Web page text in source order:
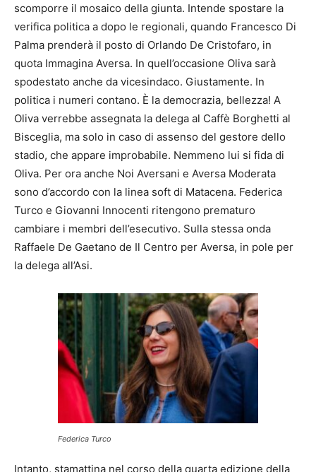
scomporre il mosaico della giunta. Intende spostare la
verifica politica a dopo le regionali, quando Francesco Di
Palma prenderà il posto di Orlando De Cristofaro, in
quota Immagina Aversa. In quell’occasione Oliva sarà
spodestato anche da vicesindaco. Giustamente. In
politica i numeri contano. È la democrazia, bellezza! A
Oliva verrebbe assegnata la delega al Caffè Borghetti al
Bisceglia, ma solo in caso di assenso del gestore dello
stadio, che appare improbabile. Nemmeno lui si fida di
Oliva. Per ora anche Noi Aversani e Aversa Moderata
sono d’accordo con la linea soft di Matacena. Federica
Turco e Giovanni Innocenti ritengono prematuro
cambiare i membri dell’esecutivo. Sulla stessa onda
Raffaele De Gaetano de Il Centro per Aversa, in pole per
la delega all’Asi.
Federica Turco
Intanto, stamattina nel corso della quarta edizione della